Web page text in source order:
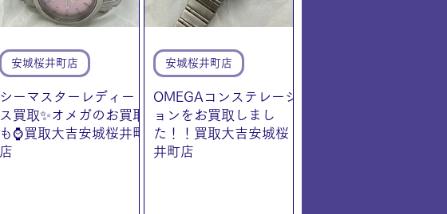
シーマスターレディー
ス買取✨オメガのお買取
も⌚買取大吉安城桜井町
店
安城桜井町店
OMEGAコンステレーシ
ョンをお買取しまし
た！！買取大吉安城桜
井町店
安城桜井町店